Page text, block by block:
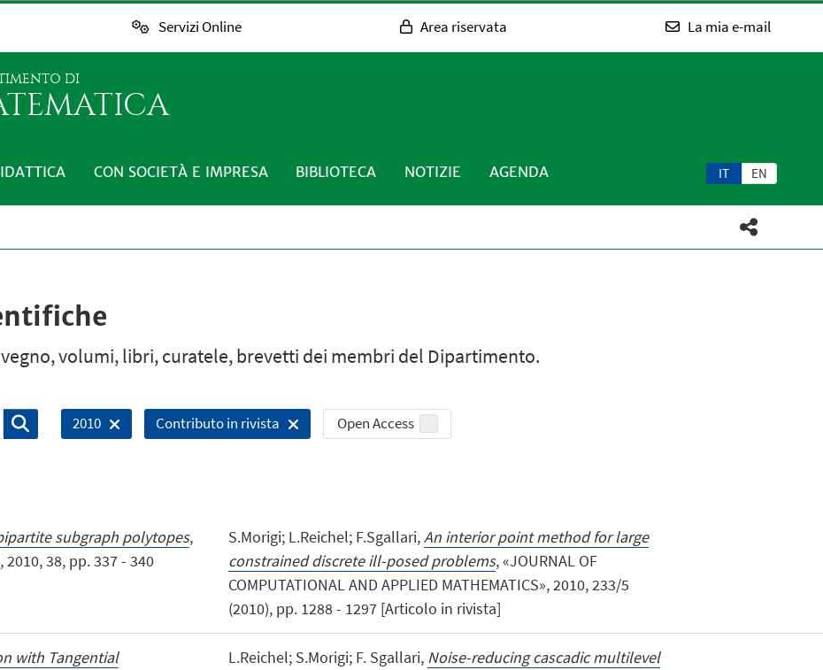
Servizi Online Area riservata La mia e-mail
DI
IT EN
CON SOCIETÀ E IMPRESA BIBLIOTECA NOTIZIE AGENDA
volumi, libri, curatele, brevetti dei membri del Dipartimento.
2010 Contributo in rivista Open Access
subgraph polytopes,
2010, 38, pp. 337 - 340
S.Morigi; L.Reichel; F.Sgallari,An interior point method for large
constrained discrete ill-posed problems, «JOURNAL OF
COMPUTATIONAL AND APPLIED MATHEMATICS», 2010, 233/5
(2010), pp. 1288 - 1297 [Articolo in rivista]
with Tangential
L.Reichel; S.Morigi; F. Sgallari, Noise-reducing cascadic multilevel